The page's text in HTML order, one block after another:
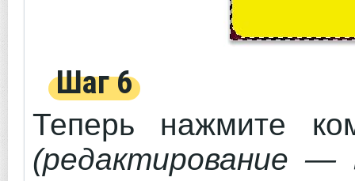
Шаг 6
Теперь нажмите
(редактирование —